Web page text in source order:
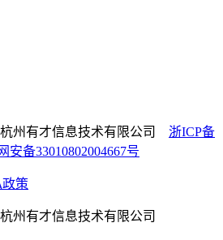
州有才信息技术有限公司 浙ICP备
安备33010802004667号
政策
州有才信息技术有限公司